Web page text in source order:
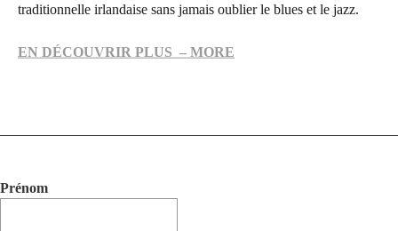
traditionnelle irlandaise sans jamais oublier le blues et le jazz.
EN DÉCOUVRIR PLUS – MORE
Prénom